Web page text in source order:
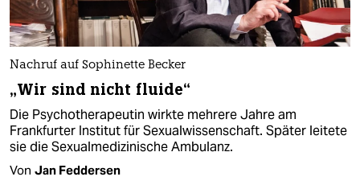
Nachruf auf Sophinette Becker
„Wir sind nicht fluide“
Die Psychotherapeutin wirkte mehrere Jahre am
Frankfurter Institut für Sexualwissenschaft. Später leitete
sie die Sexualmedizinische Ambulanz.
Von Jan Feddersen